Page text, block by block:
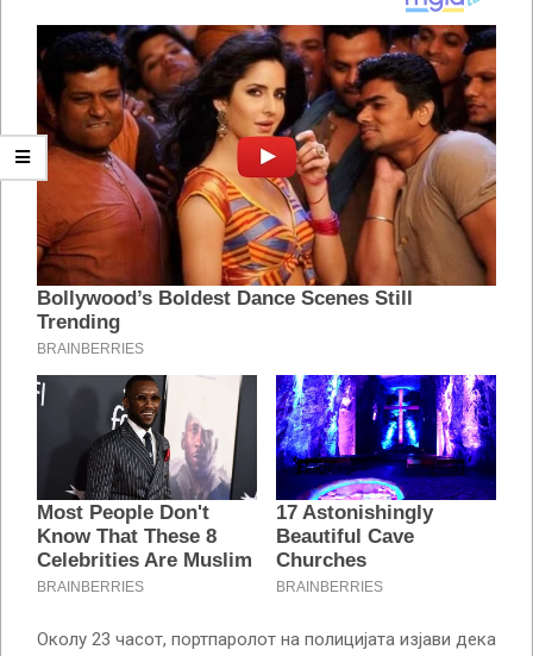
Околу 23 часот, портпаролот на полицијата изјави дека